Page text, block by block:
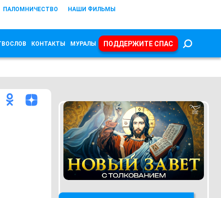
ПАЛОМНИЧЕСТВО
НАШИ ФИЛЬМЫ
КОНТАКТЫ МУРАЛЫ ПОДДЕРЖИТЕ СПАС